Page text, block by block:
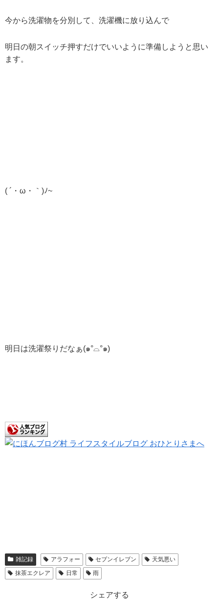
今から洗濯物を分別して、洗濯機に放り込んで
明日の朝スイッチ押すだけでいいように準備しようと思い
ます。
( ´・ω・｀)ﾉ~
明日は洗濯祭りだなぁ(๑°⌓°๑)
雑記録 アラフォー セブンイレブン
天気悪い
抹茶エクレア
日常 雨
シェアする